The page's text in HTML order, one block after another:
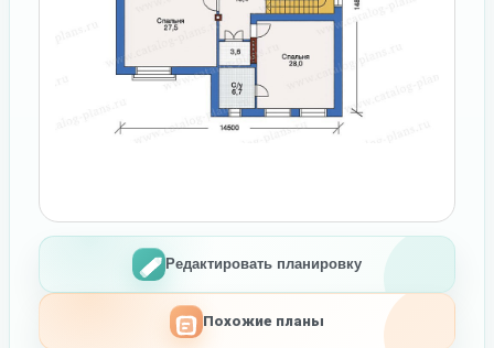
Редактировать планировку
Похожие планы